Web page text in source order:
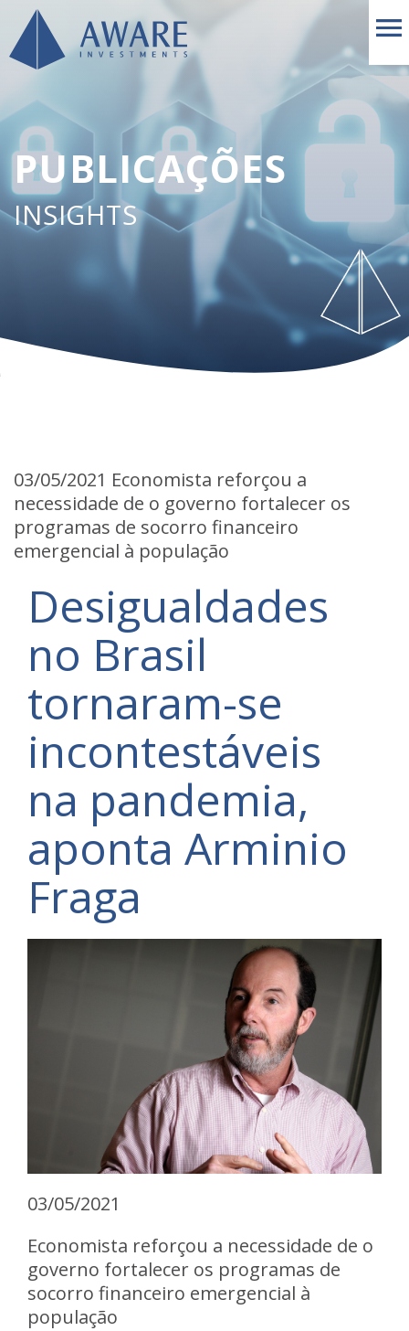
PUBLICAÇÕES
INSIGHTS
03/05/2021 Economista reforçou a
necessidade de o governo fortalecer os
programas de socorro financeiro
emergencial à população
Desigualdades
no Brasil
tornaram-se
incontestáveis
na pandemia,
aponta Arminio
Fraga
03/05/2021
Economista reforçou a necessidade de o
governo fortalecer os programas de
socorro financeiro emergencial à
população